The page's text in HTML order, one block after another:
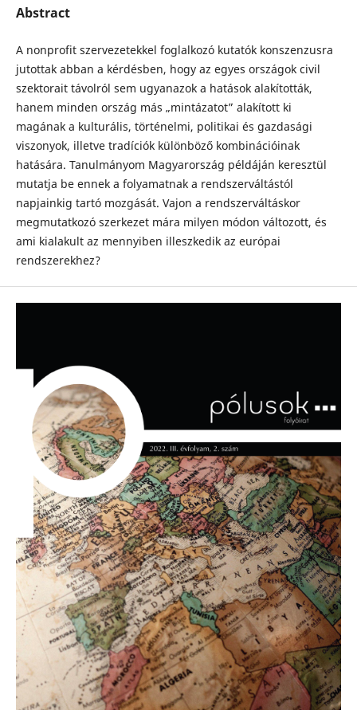
Abstract
A nonprofit szervezetekkel foglalkozó kutatók konszenzusra
jutottak abban a kérdésben, hogy az egyes országok civil
szektorait távolról sem ugyanazok a hatások alakították,
hanem minden ország más „mintázatot” alakított ki
magának a kulturális, történelmi, politikai és gazdasági
viszonyok, illetve tradíciók különböző kombinációinak
hatására. Tanulmányom Magyarország példáján keresztül
mutatja be ennek a folyamatnak a rendszerváltástól
napjainkig tartó mozgását. Vajon a rendszerváltáskor
megmutatkozó szerkezet mára milyen módon változott, és
ami kialakult az mennyiben illeszkedik az európai
rendszerekhez?